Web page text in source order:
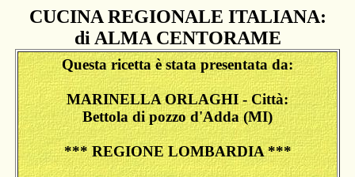
CUCINA REGIONALE ITALIANA:
di ALMA CENTORAME
Questa ricetta è stata presentata da:
MARINELLA ORLAGHI - Città:
Bettola di pozzo d'Adda (MI)
*** REGIONE LOMBARDIA ***